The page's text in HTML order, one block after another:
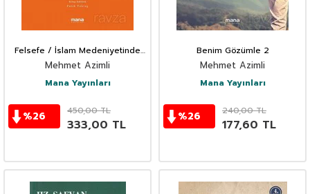
Felsefe / İslam Medeniyetinde
Bilim Öncüleri 3
Mehmet Azimli
Mana Yayınları
%26 450,00TL
333,00 TL
Benim Gözümle 2
Mehmet Azimli
Mana Yayınları
%26 240,00TL
177,60 TL